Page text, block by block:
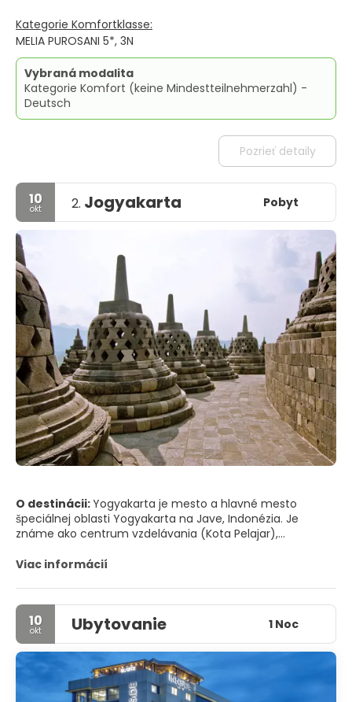
Kategorie Komfortklasse:
MELIA PUROSANI 5*, 3N
Vybraná modalita
Kategorie Komfort (keine Mindestteilnehmerzahl) -
Deutsch
Pozrieť detaily
10
okt 2. Jogyakarta Pobyt
O destinácii:Yogyakarta je mesto a hlavné mesto
špeciálnej oblasti Yogyakarta na Jave, Indonézia. Je
známe ako centrum vzdelávania (Kota Pelajar),
dráma, hudba, poézia a bábkové predstavenia.
HLAVNÉ TURISTICKÉ ATRAKCIE
• Pamätník Tugu. Postavil ho Sri Sultan Hamengkubuwono
VI, vrchná špica bola pôvodne guľatá sféra, ktorá
predstavuje vesmír.
• Benteng Vredeburg. Holandská pevnosť umiestnená pred
Gedung Agung (Prezidentský palác). Príklad holandskej
koloniálnej architektúry.
Viac informácií
10
okt Ubytovanie 1 Noc